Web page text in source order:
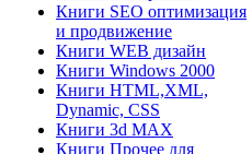
Книги SEO оптимизация
и продвижение
Книги WEB дизайн
Книги Windows 2000
Книги HTML,XML,
Dynamic, CSS
Книги 3d MAX
Книги Прочее для